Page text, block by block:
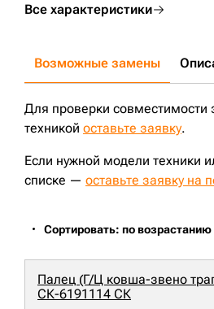
Все характеристики
Возможные замены
Для проверки совместимости
техникой оставьте заявку.
Если нужной модели техники
списке — оставьте заявку на
Сортировать: по
Палец (Г/Ц ковша-звено
СК-6191114 СК